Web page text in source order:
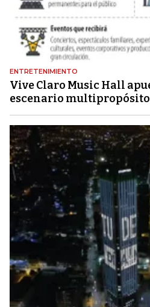
ENTRETENIMIENTO
Vive Claro Music Hall
escenario multipropósito